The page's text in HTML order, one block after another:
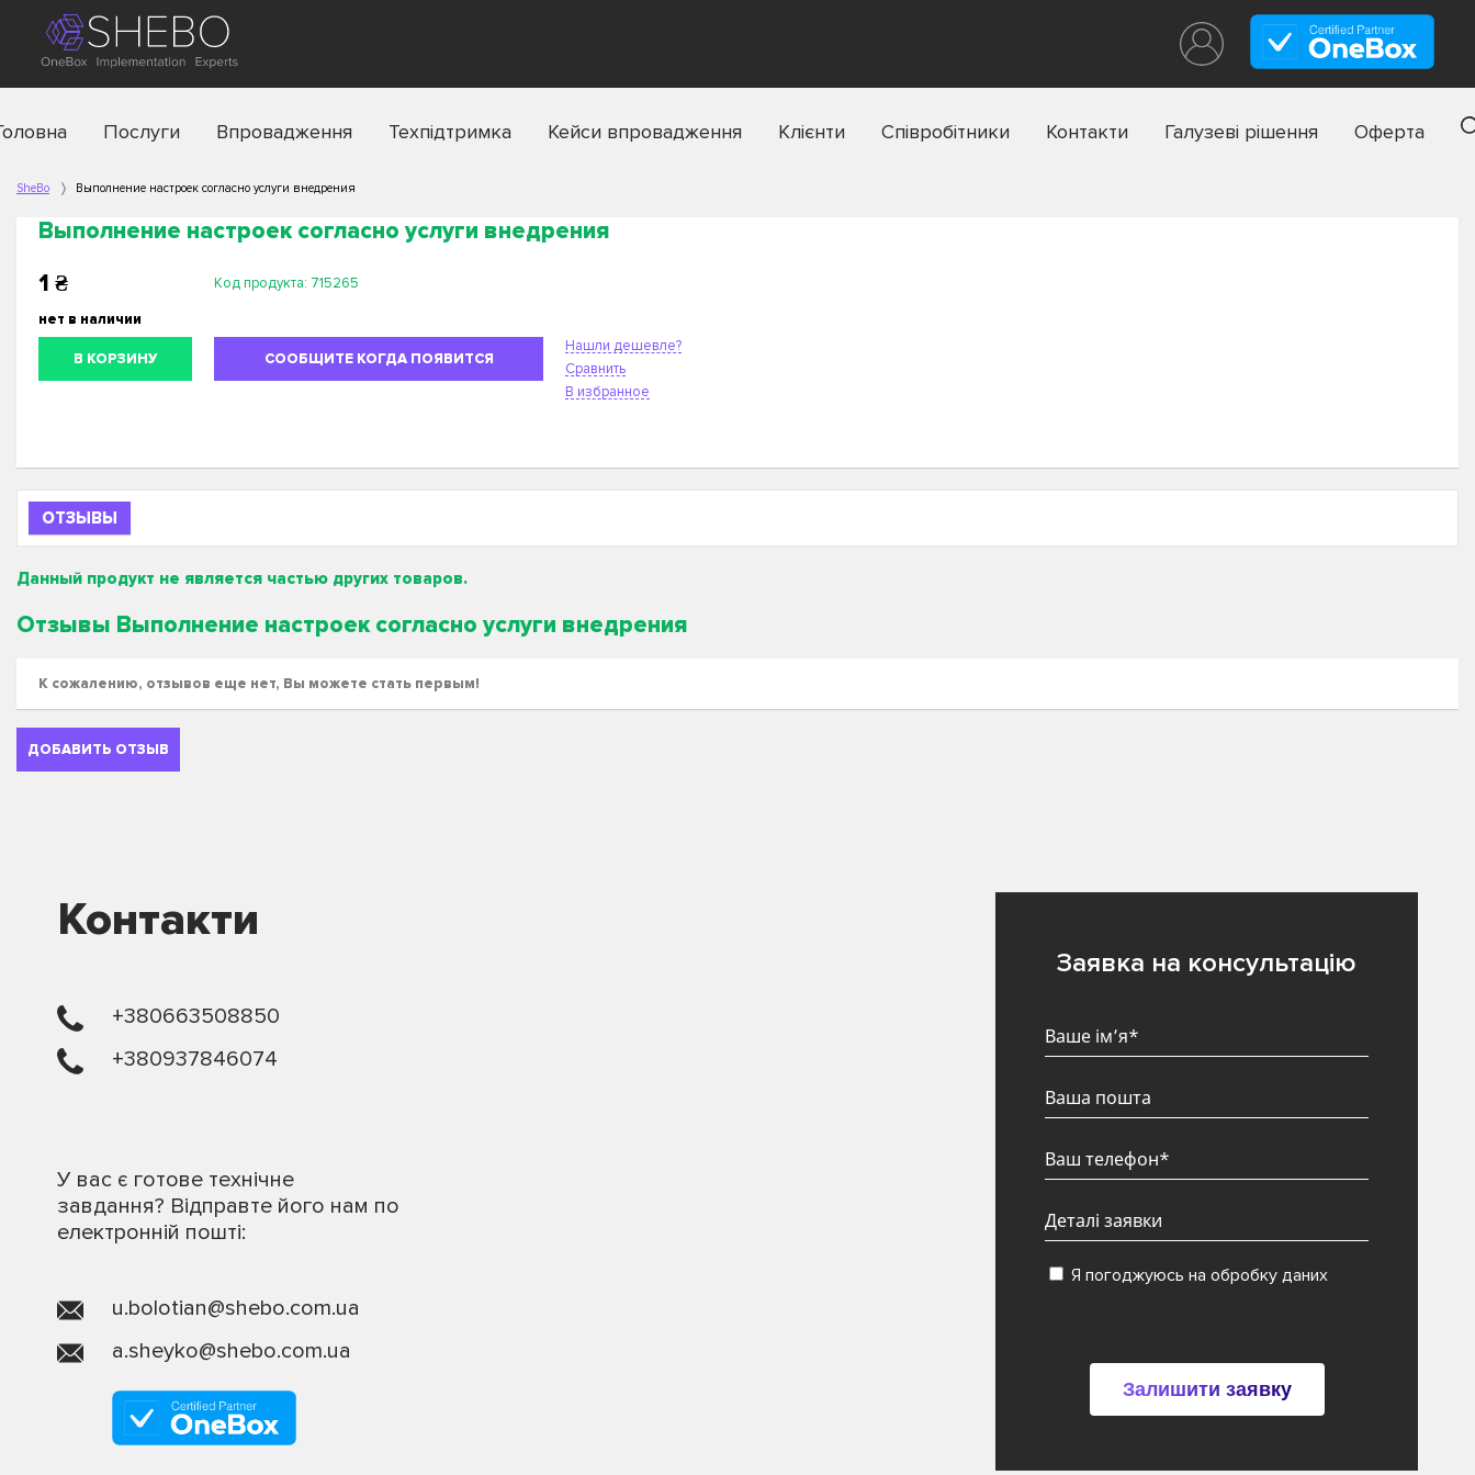
Послуги Впровадження Техпідтримка Кейси впровадження Клієнти Співробітники Контакти Галузеві рішення Оферта
SheBo Выполнение настроек согласно услуги внедрения
Выполнение настроек согласно услуги внедрения
1 ₴ Код продукта: 715265
нет в наличии
В КОРЗИНУ СООБЩИТЕ КОГДА ПОЯВИТСЯ
Нашли дешевле?
Сравнить
В избранное
ОТЗЫВЫ
Данный продукт не является частью других товаров.
Отзывы Выполнение настроек согласно услуги внедрения
К сожалению, отзывов еще нет, Вы можете стать первым!
ДОБАВИТЬ ОТЗЫВ
Контакти
+380663508850
+380937846074
У вас є готове технічне
завдання? Відправте його нам по
електронній пошті:
u.bolotian@shebo.com.ua
a.sheyko@shebo.com.ua
Заявка на консультацію
Я погоджуюсь на обробку даних
Залишити заявку